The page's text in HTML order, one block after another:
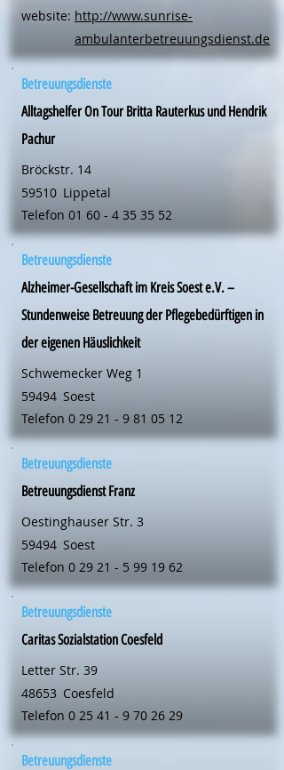
website: http://www.sunrise-
ambulanterbetreuungsdienst.de
Betreuungsdienste
Alltagshelfer On Tour Britta Rauterkus und Hendrik
Pachur
Bröckstr. 14
59510 Lippetal
Telefon 01 60 - 4 35 35 52
Betreuungsdienste
Alzheimer-Gesellschaft im Kreis Soest e.V. –
Stundenweise Betreuung der Pflegebedürftigen in
der eigenen Häuslichkeit
Schwemecker Weg 1
59494 Soest
Telefon 0 29 21 - 9 81 05 12
Betreuungsdienste
Betreuungsdienst Franz
Oestinghauser Str. 3
59494 Soest
Telefon 0 29 21 - 5 99 19 62
Betreuungsdienste
Caritas Sozialstation Coesfeld
Letter Str. 39
48653 Coesfeld
Telefon 0 25 41 - 9 70 26 29
Betreuungsdienste